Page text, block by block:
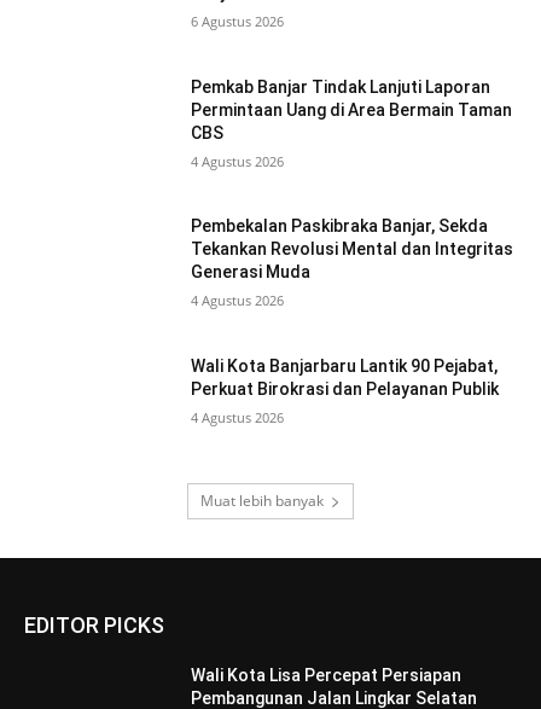
6 Agustus 2026
Pemkab Banjar Tindak Lanjuti Laporan
Permintaan Uang di Area Bermain Taman
CBS
4 Agustus 2026
Pembekalan Paskibraka Banjar, Sekda
Tekankan Revolusi Mental dan Integritas
Generasi Muda
4 Agustus 2026
Wali Kota Banjarbaru Lantik 90 Pejabat,
Perkuat Birokrasi dan Pelayanan Publik
4 Agustus 2026
Muat lebih banyak
EDITOR PICKS
Wali Kota Lisa Percepat Persiapan
Pembangunan Jalan Lingkar Selatan